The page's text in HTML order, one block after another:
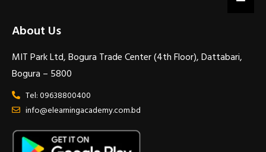
About Us
MIT Park Ltd, Bogura Trade Center (4th Floor), Dattabari,
Bogura – 5800
Tel: 09638800400
info@elearningacademy.com.bd